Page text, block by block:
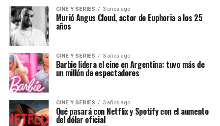
CINE Y SERIES 3 años ago
Murió Angus Cloud, actor de Euphoria a los 25
años
CINE Y SERIES 3 años ago
Barbie lidera el cine en Argentina: tuvo más de
un millón de espectadores
CINE Y SERIES 3 años ago
Qué pasará con Netflix y Spotify con el aumento
del dólar oficial